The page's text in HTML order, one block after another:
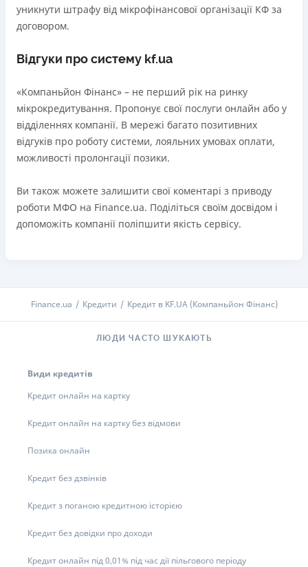
уникнути штрафу від мікрофінансової організації КФ за
договором.
Відгуки про систему kf.ua
«Компаньйон Фінанс» – не перший рік на ринку
мікрокредитування. Пропонує свої послуги онлайн або у
відділеннях компанії. В мережі багато позитивних
відгуків про роботу системи, лояльних умовах оплати,
можливості пролонгації позики.
Ви також можете залишити свої коментарі з приводу
роботи МФО на Finance.ua. Поділіться своїм досвідом і
допоможіть компанії поліпшити якість сервісу.
Finance.ua Кредити Кредит в KF.UA (Компаньйон Фінанс)
ЛЮДИ ЧАСТО ШУКАЮТЬ
Види кредитів
Кредит онлайн на картку
Кредит онлайн на картку без відмови
Позика онлайн
Кредит без дзвінків
Кредит з поганою кредитною історією
Кредит без довідки про доходи
Кредит онлайн під 0,01% під час дії пільгового періоду